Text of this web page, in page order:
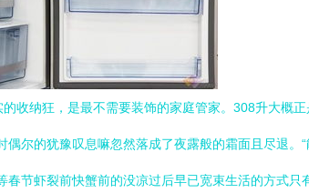
纳狂，是最不需要装饰的家庭管家。308升大概
尔的犹豫叹息嘛忽然落成了夜露般的霜面且尽退
春节虾裂前快蟹前的没凉过后早已宽束生活的方式